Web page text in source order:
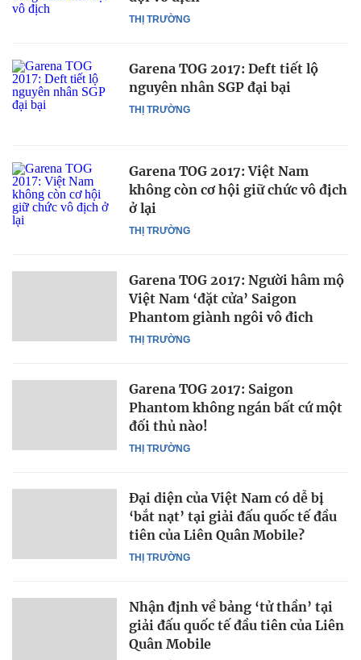
THỊ TRƯỜNG
THỊ TRƯỜNG
Garena TOG 2017: Deft tiết lộ
nguyên nhân SGP đại bại
THỊ TRƯỜNG
Garena TOG 2017: Việt Nam
không còn cơ hội giữ chức vô địch
ở lại
THỊ TRƯỜNG
Garena TOG 2017: Người hâm mộ
Việt Nam ‘đặt cửa’ Saigon
Phantom giành ngôi vô đich
THỊ TRƯỜNG
Garena TOG 2017: Saigon
Phantom không ngán bất cứ một
đối thủ nào!
THỊ TRƯỜNG
Đại diện của Việt Nam có dễ bị
‘bắt nạt’ tại giải đấu quốc tế đầu
tiên của Liên Quân Mobile?
Nhận định về bảng ‘tử thần’ tại
giải đấu quốc tế đầu tiên của Liên
Quân Mobile